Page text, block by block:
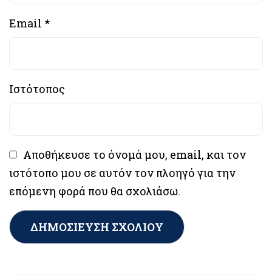
Email *
Ιστότοπος
Αποθήκευσε το όνομά μου, email, και τον
ιστότοπο μου σε αυτόν τον πλοηγό για την
επόμενη φορά που θα σχολιάσω.